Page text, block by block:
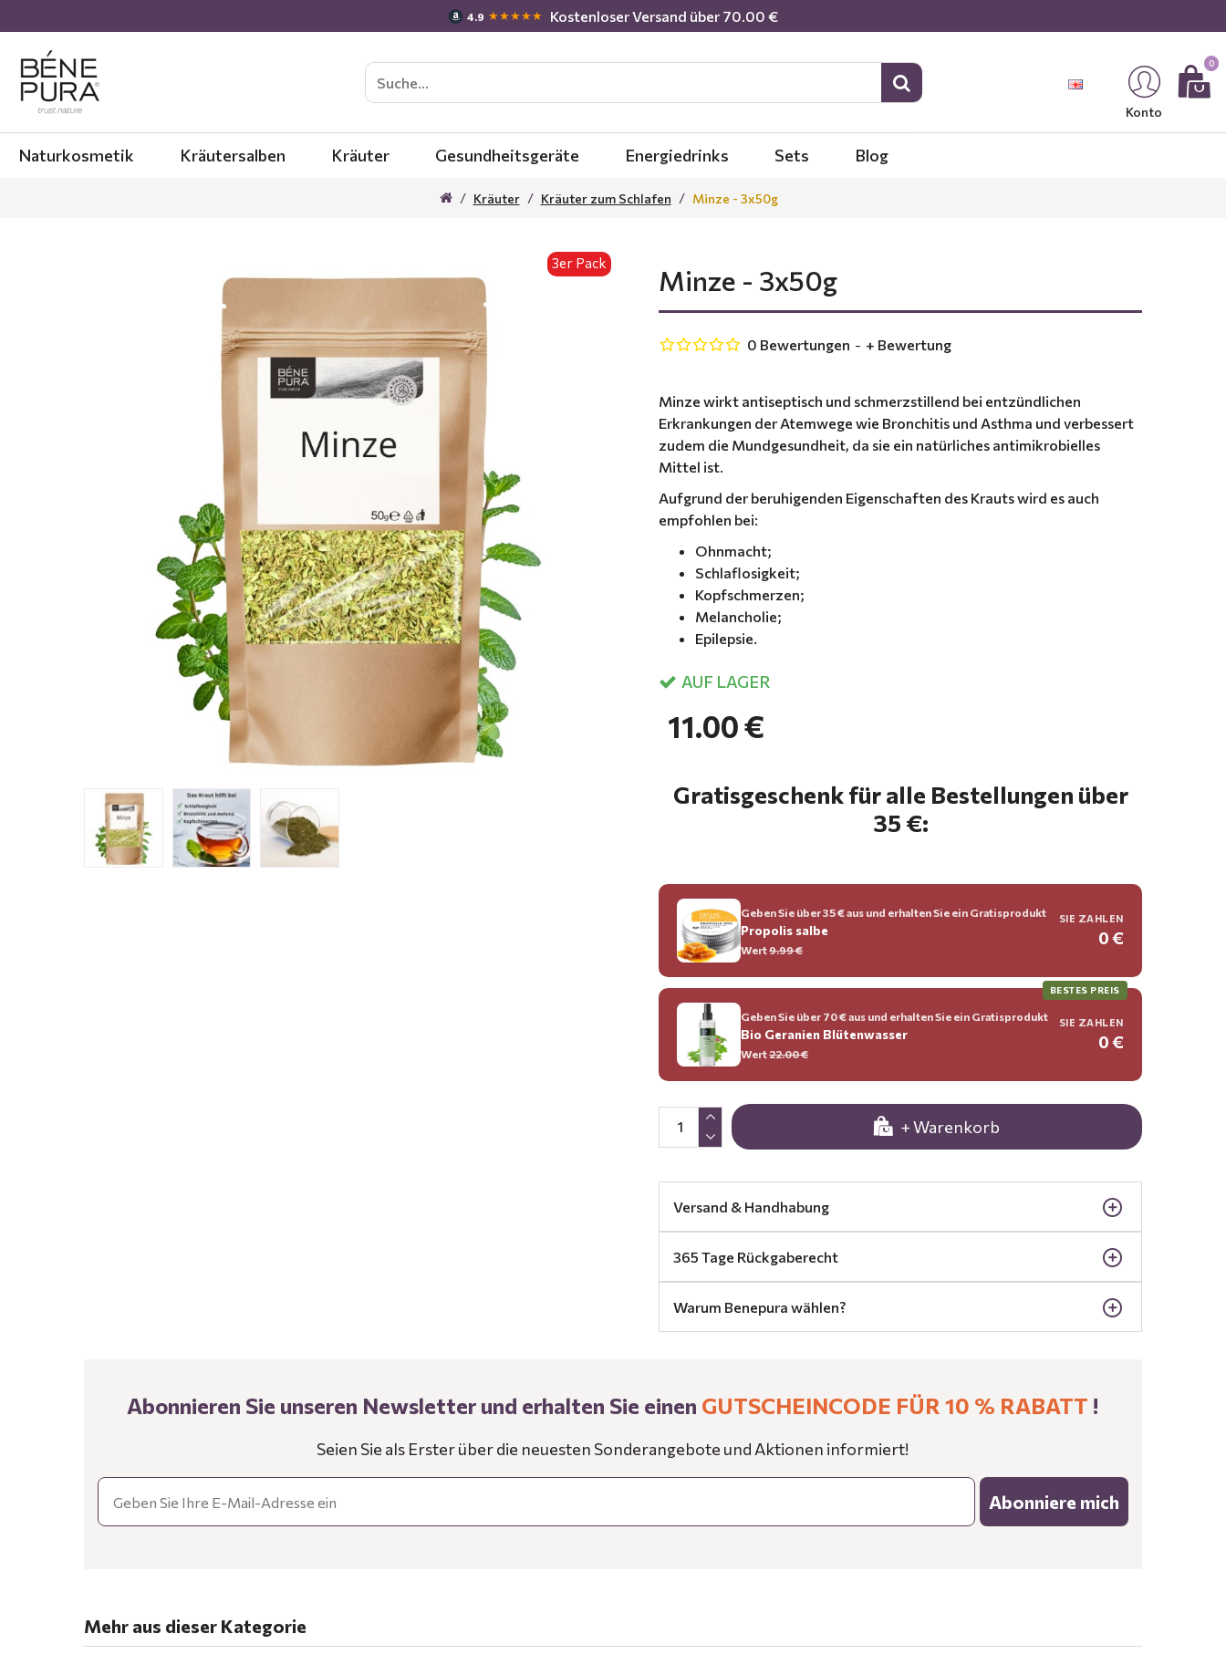
4.9 ★★★★★ Kostenloser Versand über 70.00 €
Konto
0
Naturkosmetik Kräutersalben Kräuter Gesundheitsgeräte Energiedrinks Sets Blog
Kräuter Kräuter zum Schlafen Minze - 3x50g
3er Pack Minze - 3x50g
Minze wirkt antiseptisch und schmerzstillend bei entzündlichen
Erkrankungen der Atemwege wie Bronchitis und Asthma und verbessert
zudem die Mundgesundheit, da sie ein natürliches antimikrobielles
Mittel ist.
Aufgrund der beruhigenden Eigenschaften des Krauts wird es auch
empfohlen bei:
Ohnmacht;
Schlaflosigkeit;
Kopfschmerzen;
Melancholie;
Epilepsie.
AUF LAGER
0 Bewertungen - + Bewertung
11.00 €
+ Warenkorb
Gratisgeschenk für alle Bestellungen über
35 €:
Geben Sie über 35 € aus und erhalten Sie ein Gratisprodukt
Propolis salbe
Wert9.99 €
SIE ZAHLEN
0 €
BESTES PREIS
Geben Sie über 70 € aus und erhalten Sie ein Gratisprodukt
Bio Geranien Blütenwasser
Wert22.00 €
SIE ZAHLEN
0 €
Versand & Handhabung
365 Tage Rückgaberecht
Warum Benepura wählen?
Abonnieren Sie unseren Newsletter und erhalten Sie einen GUTSCHEINCODE FÜR 10 % RABATT !
Seien Sie als Erster über die neuesten Sonderangebote und Aktionen informiert!
Email
Abonniere mich
Mehr aus dieser Kategorie